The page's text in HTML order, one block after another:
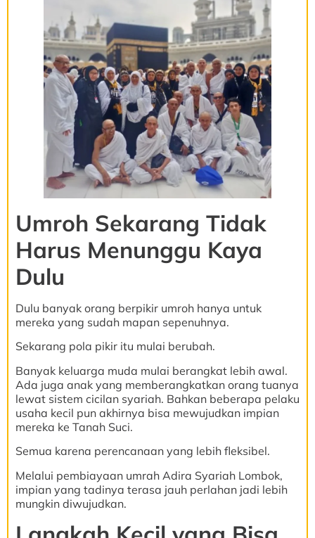
Umroh Sekarang Tidak
Harus Menunggu Kaya
Dulu
Dulu banyak orang berpikir umroh hanya untuk
mereka yang sudah mapan sepenuhnya.
Sekarang pola pikir itu mulai berubah.
Banyak keluarga muda mulai berangkat lebih awal.
Ada juga anak yang memberangkatkan orang tuanya
lewat sistem cicilan syariah. Bahkan beberapa pelaku
usaha kecil pun akhirnya bisa mewujudkan impian
mereka ke Tanah Suci.
Semua karena perencanaan yang lebih fleksibel.
Melalui pembiayaan umrah Adira Syariah Lombok,
impian yang tadinya terasa jauh perlahan jadi lebih
mungkin diwujudkan.